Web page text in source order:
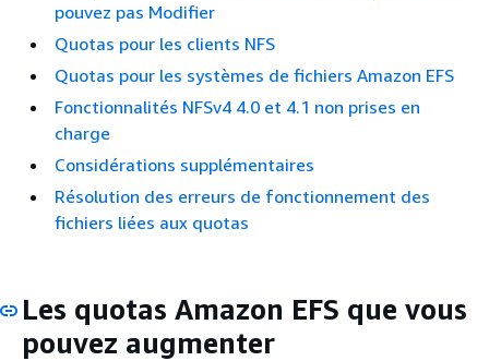
pouvez pas Modifier
Quotas pour les clients NFS
Quotas pour les systèmes de fichiers Amazon EFS
Fonctionnalités NFSv4 4.0 et 4.1 non prises en
charge
Considérations supplémentaires
Résolution des erreurs de fonctionnement des
fichiers liées aux quotas
Les quotas Amazon EFS que vous
pouvez augmenter